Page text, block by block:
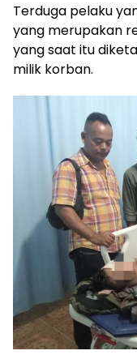
Terduga pelaku
yang merupakan
yang saat itu
milik korban.